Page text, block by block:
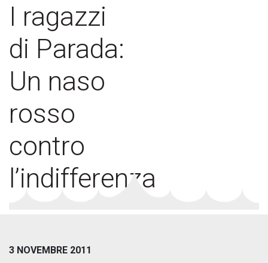
I ragazzi
di Parada:
Un naso
rosso
contro
l’indifferenza
3 NOVEMBRE 2011